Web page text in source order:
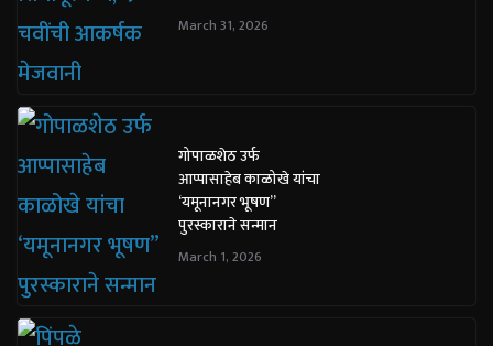
March 31, 2026
गोपाळशेठ उर्फ
आप्पासाहेब काळोखे यांचा
‘यमूनानगर भूषण”
पुरस्काराने सन्मान
March 1, 2026